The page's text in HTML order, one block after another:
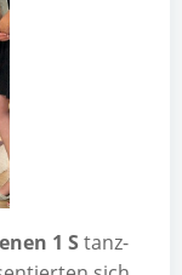
1 Stanz­